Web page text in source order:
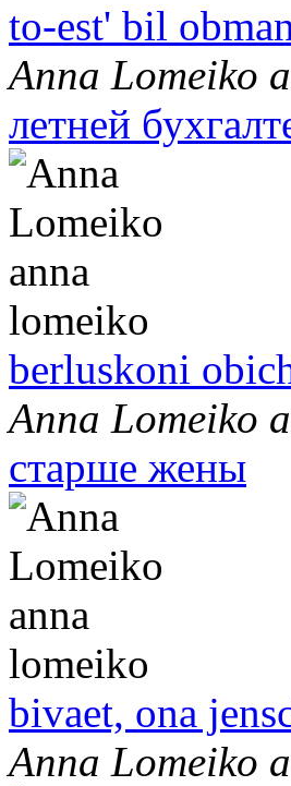
to-est' bil
Anna Lomeiko
летней
berluskoni
Anna Lomeiko
старше жены
bivaet, ona
Anna Lomeiko